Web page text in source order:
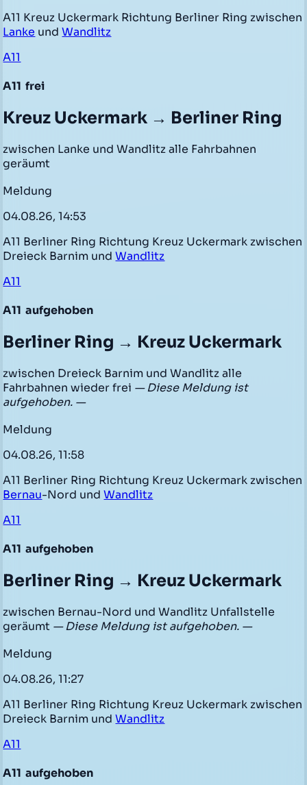
A11 Kreuz Uckermark Richtung Berliner Ring zwischen
Lanke undWandlitz
A11
A11 frei
Kreuz Uckermark → Berliner Ring
zwischen Lanke und Wandlitz alle Fahrbahnen
geräumt
Meldung
04.08.26, 14:53
A11 Berliner Ring Richtung Kreuz Uckermark zwischen
Dreieck Barnim undWandlitz
A11
A11 aufgehoben
Berliner Ring → Kreuz Uckermark
zwischen Dreieck Barnim und Wandlitz alle
Fahrbahnen wieder frei — Diese Meldung ist
aufgehoben. —
Meldung
04.08.26, 11:58
A11 Berliner Ring Richtung Kreuz Uckermark zwischen
Bernau-Nord undWandlitz
A11
A11 aufgehoben
Berliner Ring → Kreuz Uckermark
zwischen Bernau-Nord und Wandlitz Unfallstelle
geräumt — Diese Meldung ist aufgehoben. —
Meldung
04.08.26, 11:27
A11 Berliner Ring Richtung Kreuz Uckermark zwischen
Dreieck Barnim undWandlitz
A11
A11 aufgehoben